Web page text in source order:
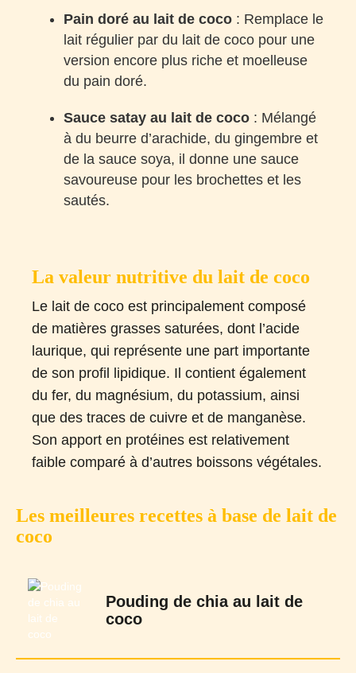
Pain doré au lait de coco : Remplace le
lait régulier par du lait de coco pour une
version encore plus riche et moelleuse
du pain doré.
Sauce satay au lait de coco : Mélangé
à du beurre d’arachide, du gingembre et
de la sauce soya, il donne une sauce
savoureuse pour les brochettes et les
sautés.
La valeur nutritive du lait de coco
Le lait de coco est principalement composé
de matières grasses saturées, dont l’acide
laurique, qui représente une part importante
de son profil lipidique. Il contient également
du fer, du magnésium, du potassium, ainsi
que des traces de cuivre et de manganèse.
Son apport en protéines est relativement
faible comparé à d’autres boissons végétales.
Les meilleures recettes à base de lait de
coco
Pouding de chia au lait de
coco